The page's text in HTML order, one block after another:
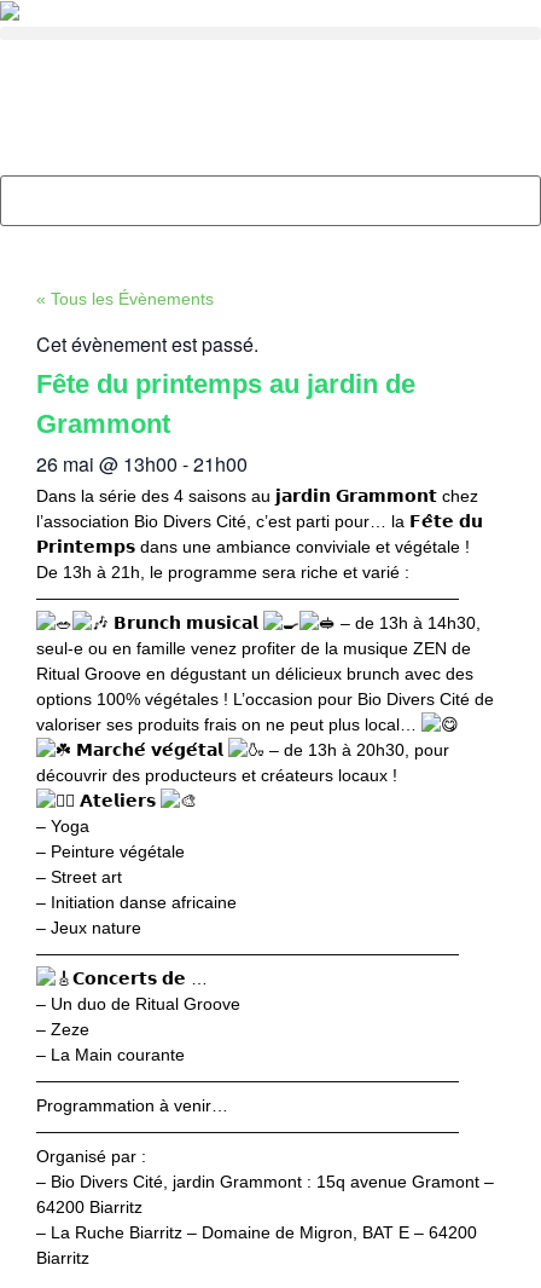
« Tous les Évènements
Cet évènement est passé.
Fête du printemps au jardin de
Grammont
26 mai @ 13h00 -21h00
Dans la série des 4 saisons au 𝗷𝗮𝗿𝗱𝗶𝗻 𝗚𝗿𝗮𝗺𝗺𝗼𝗻𝘁 chez
l’association Bio Divers Cité, c’est parti pour… la 𝗙𝗲̂𝘁𝗲 𝗱𝘂
𝗣𝗿𝗶𝗻𝘁𝗲𝗺𝗽𝘀 dans une ambiance conviviale et végétale !
De 13h à 21h, le programme sera riche et varié :
—————————————————————————
𝗕𝗿𝘂𝗻𝗰𝗵 𝗺𝘂𝘀𝗶𝗰𝗮𝗹
– de 13h à 14h30,
seul-e ou en famille venez profiter de la musique ZEN de
Ritual Groove en dégustant un délicieux brunch avec des
options 100% végétales ! L’occasion pour Bio Divers Cité de
valoriser ses produits frais on ne peut plus local…
𝗠𝗮𝗿𝗰𝗵𝗲́ 𝘃𝗲́𝗴𝗲́𝘁𝗮𝗹
– de 13h à 20h30, pour
découvrir des producteurs et créateurs locaux !
𝗔𝘁𝗲𝗹𝗶𝗲𝗿𝘀
– Yoga
– Peinture végétale
– Street art
– Initiation danse africaine
– Jeux nature
—————————————————————————
𝗖𝗼𝗻𝗰𝗲𝗿𝘁𝘀 𝗱𝗲 …
– Un duo de Ritual Groove
– Zeze
– La Main courante
—————————————————————————
Programmation à venir…
—————————————————————————
Organisé par :
– Bio Divers Cité, jardin Grammont : 15q avenue Gramont –
64200 Biarritz
– La Ruche Biarritz – Domaine de Migron, BAT E – 64200
Biarritz